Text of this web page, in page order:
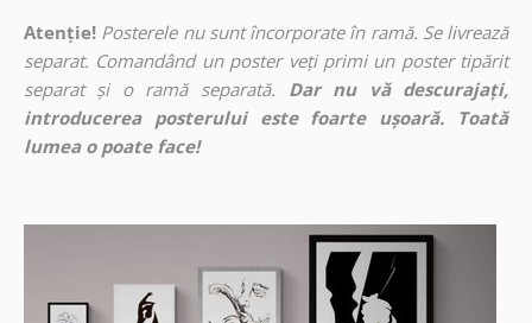
Atenție! Posterele nu sunt încorporate în ramă. Se livrează
separat. Comandând un poster veți primi un poster tipărit
separat și o ramă separată.
Dar nu vă descurajați,
introducerea posterului este foarte ușoară. Toată
lumea o poate face!